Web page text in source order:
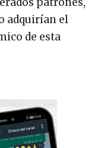
adquirían el
de esta